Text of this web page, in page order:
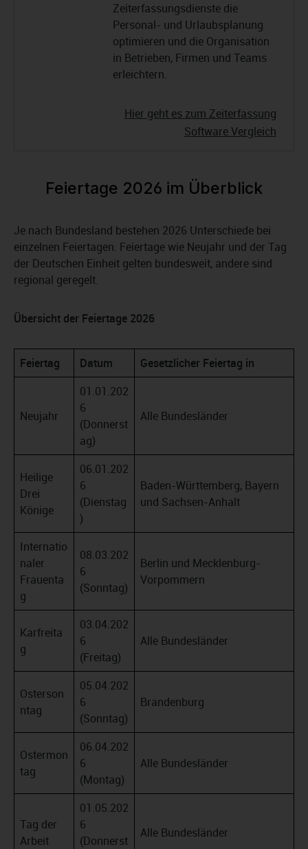
Zeiterfassungsdienste die
Personal- und Urlaubsplanung
optimieren und die Organisation
in Betrieben, Firmen und Teams
erleichtern.
Hier geht es zum Zeiterfassung
Software Vergleich
Feiertage 2026 im Überblick
Je nach Bundesland bestehen 2026 Unterschiede bei
einzelnen Feiertagen. Feiertage wie Neujahr und der Tag
der Deutschen Einheit gelten bundesweit, andere sind
regional geregelt.
Übersicht der Feiertage 2026
Feiertag Datum Gesetzlicher Feiertag in
Neujahr
01.01.202
6
(Donnerst
ag)
Alle Bundesländer
Heilige
Drei
Könige
06.01.202
6
(Dienstag
)
Baden-Württemberg, Bayern
und Sachsen-Anhalt
Internatio
naler
Frauenta
g
08.03.202
6
(Sonntag)
Berlin und Mecklenburg-
Vorpommern
Karfreita
g
03.04.202
6
(Freitag)
Alle Bundesländer
Osterson
ntag
05.04.202
6
(Sonntag)
Brandenburg
Ostermon
tag
06.04.202
6
(Montag)
Alle Bundesländer
Tag der
Arbeit
01.05.202
6
(Donnerst
Alle Bundesländer